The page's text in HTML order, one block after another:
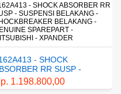
- SHOCK ABSORBER RR
- SUSPENSI BELAKANG -
BELAKANG -
SPAREPART -
- XPANDER
- SHOCK
RR SUSP -
BELAKANG -
BELAKANG
1.198.800,00